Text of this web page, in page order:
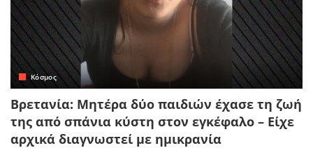
Κόσμος
Βρετανία: Μητέρα δύο παιδιών έχασε τη ζωή
της από σπάνια κύστη στον εγκέφαλο – Είχε
αρχικά διαγνωστεί με ημικρανία